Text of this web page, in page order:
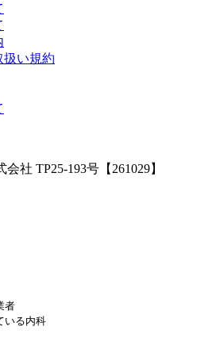
扱い規約
社 TP25-193号【261029】
者
いる内科